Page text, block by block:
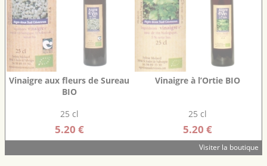
Vinaigre aux fleurs de Sureau
BIO
25 cl
5.20 €
Vinaigre à l’Ortie BIO
25 cl
5.20 €
Visiter la boutique